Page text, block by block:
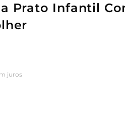
Prato Infantil
juros